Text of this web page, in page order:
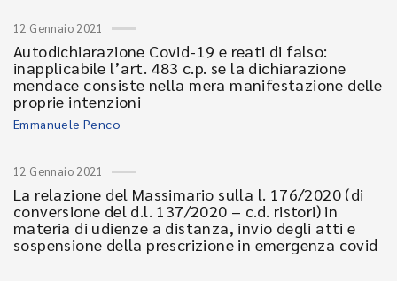
12 Gennaio 2021
Autodichiarazione Covid-19 e reati di falso:
inapplicabile l’art. 483 c.p. se la dichiarazione
mendace consiste nella mera manifestazione delle
proprie intenzioni
Emmanuele Penco
12 Gennaio 2021
La relazione del Massimario sulla l. 176/2020 (di
conversione del d.l. 137/2020 – c.d. ristori) in
materia di udienze a distanza, invio degli atti e
sospensione della prescrizione in emergenza covid